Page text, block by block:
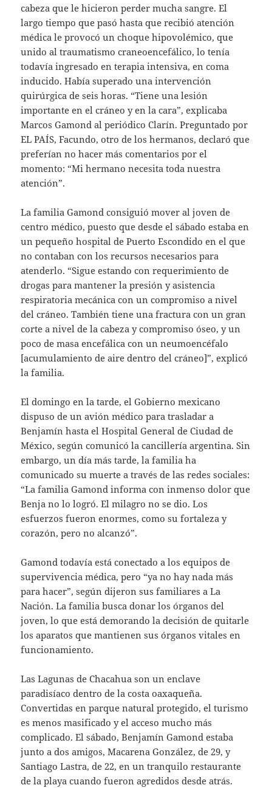
cabeza que le hicieron perder mucha sangre. El
largo tiempo que pasó hasta que recibió atención
médica le provocó un choque hipovolémico, que
unido al traumatismo craneoencefálico, lo tenía
todavía ingresado en terapia intensiva, en coma
inducido. Había superado una intervención
quirúrgica de seis horas. “Tiene una lesión
importante en el cráneo y en la cara”, explicaba
Marcos Gamond al periódico Clarín. Preguntado por
EL PAÍS, Facundo, otro de los hermanos, declaró que
preferían no hacer más comentarios por el
momento: “Mi hermano necesita toda nuestra
atención”.
La familia Gamond consiguió mover al joven de
centro médico, puesto que desde el sábado estaba en
un pequeño hospital de Puerto Escondido en el que
no contaban con los recursos necesarios para
atenderlo. “Sigue estando con requerimiento de
drogas para mantener la presión y asistencia
respiratoria mecánica con un compromiso a nivel
del cráneo. También tiene una fractura con un gran
corte a nivel de la cabeza y compromiso óseo, y un
poco de masa encefálica con un neumoencéfalo
[acumulamiento de aire dentro del cráneo]”, explicó
la familia.
El domingo en la tarde, el Gobierno mexicano
dispuso de un avión médico para trasladar a
Benjamín hasta el Hospital General de Ciudad de
México, según comunicó la cancillería argentina. Sin
embargo, un día más tarde, la familia ha
comunicado su muerte a través de las redes sociales:
“La familia Gamond informa con inmenso dolor que
Benja no lo logró. El milagro no se dio. Los
esfuerzos fueron enormes, como su fortaleza y
corazón, pero no alcanzó”.
Gamond todavía está conectado a los equipos de
supervivencia médica, pero “ya no hay nada más
para hacer”, según dijeron sus familiares a La
Nación. La familia busca donar los órganos del
joven, lo que está demorando la decisión de quitarle
los aparatos que mantienen sus órganos vitales en
funcionamiento.
Las Lagunas de Chacahua son un enclave
paradisíaco dentro de la costa oaxaqueña.
Convertidas en parque natural protegido, el turismo
es menos masificado y el acceso mucho más
complicado. El sábado, Benjamín Gamond estaba
junto a dos amigos, Macarena González, de 29, y
Santiago Lastra, de 22, en un tranquilo restaurante
de la playa cuando fueron agredidos desde atrás.